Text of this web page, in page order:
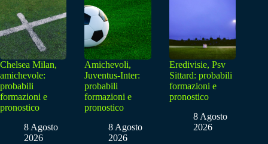
Chelsea Milan,
amichevole:
probabili
formazioni e
pronostico
8 Agosto
2026
Amichevoli,
Juventus-Inter:
probabili
formazioni e
pronostico
8 Agosto
2026
Eredivisie, Psv
Sittard: probabili
formazioni e
pronostico
8 Agosto
2026